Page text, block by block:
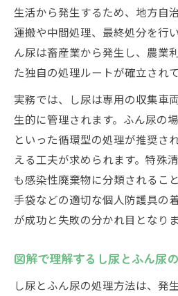
生活から発生するため、地方自
運搬や中間処理、最終処分を行
ん尿は畜産業から発生し、農業
た独自の処理ルートが確立されて
実務では、し尿は専用の収集車
生的に管理されます。ふん尿の
といった循環型の処理が推奨さ
える工夫が求められます。特殊
も感染性廃棄物に分類されるこ
手袋などの適切な個人防護具の
が成功と失敗の分かれ目となりま
図解で理解するし尿とふん尿
し尿とふん尿の処理方法は、発